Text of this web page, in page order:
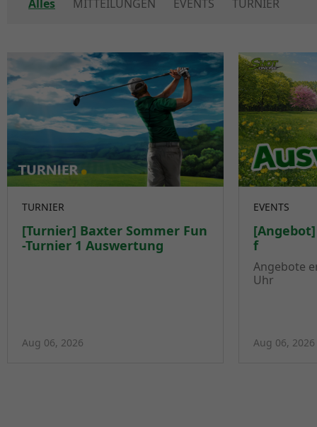
Alles MITTEILUNGEN EVENTS TURNIER
TURNIER
[Turnier] Baxter Sommer Fun
-Turnier 1 Auswertung
Aug 06, 2026
EVENTS
f
Angebote
Uhr
Aug 06, 2026